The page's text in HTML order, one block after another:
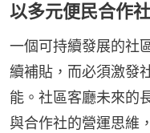
以多元便民合作
一個可持續發展的社
續補貼，而必須激發
能。社區客廳未來的
與合作社的營運思維